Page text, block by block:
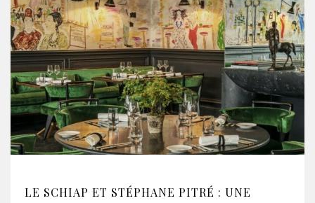
LE SCHIAP ET STÉPHANE PITRÉ : UNE